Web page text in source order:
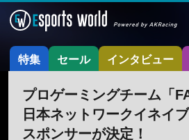
特集 セール インタビュー
プロゲーミングチーム「
日本ネットワークイネイ
スポンサーが決定！